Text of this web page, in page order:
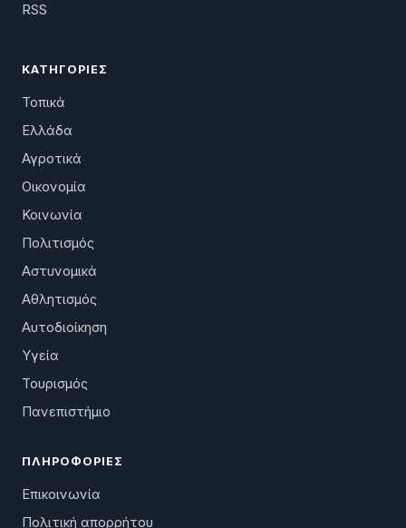
RSS
ΚΑΤΗΓΟΡΊΕΣ
Τοπικά
Ελλάδα
Αγροτικά
Οικονομία
Κοινωνία
Πολιτισμός
Αστυνομικά
Αθλητισμός
Αυτοδιοίκηση
Υγεία
Τουρισμός
Πανεπιστήμιο
ΠΛΗΡΟΦΟΡΊΕΣ
Επικοινωνία
Πολιτική απορρήτου